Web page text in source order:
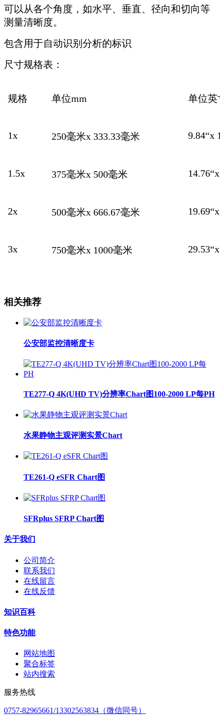
可以从各个角度，如水平、垂直、径向和切向等
测量清晰度。
包含用于自动识别分析的标识
尺寸规格表：
规格 单位mm 单位英
1x 250毫米x 333.33毫米 9.84“x
1.5x 375毫米x 500毫米
2x 500毫米x 666.67毫米
3x 750毫米x 1000毫米
相关推荐
公安部监控清晰度卡
TE277-Q 4K(UHD TV)分辨率Chart图100-2000 LP每PH
水果静物主观评测实景Chart
TE261-Q eSFR Chart图
SFRplus SFRP Chart图
关于我们
公司简介
联系我们
在线留言
在线反馈
知识百科
特色功能
网站地图
聚合标签
站内搜索
服务热线
0757-82965661/13302563834（微信同号）